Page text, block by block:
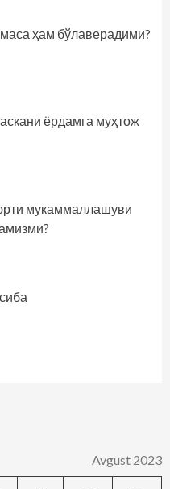
ҳам бўлаверадими?
ёрдамга муҳтож
мукаммаллашуви
Avgust 2023